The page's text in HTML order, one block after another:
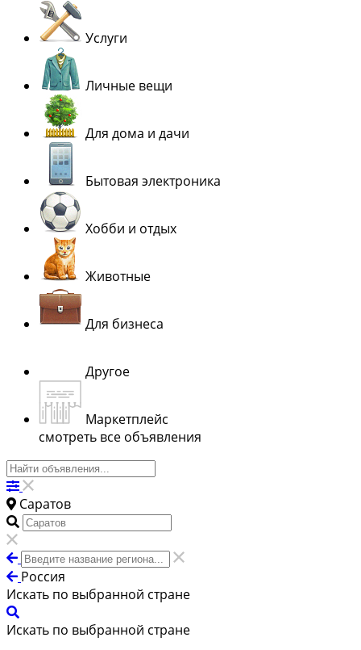
Услуги
Личные вещи
Для дома и дачи
Бытовая электроника
Хобби и отдых
Животные
Для бизнеса
Другое
Маркетплейс
смотреть все объявления
Саратов
Россия
Искать по выбранной стране
Искать по выбранной стране